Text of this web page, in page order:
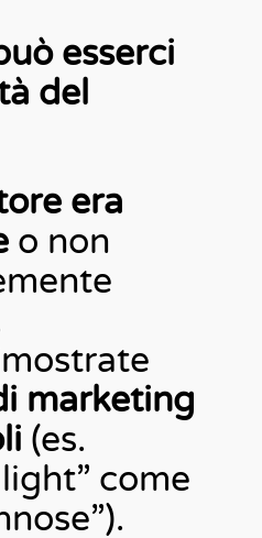
esserci
del
era
o non
marketing
(es.
come